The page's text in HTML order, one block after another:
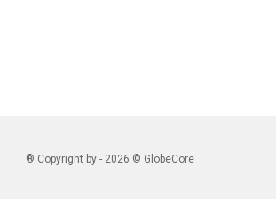
® Copyright by - 2026 © GlobeCore